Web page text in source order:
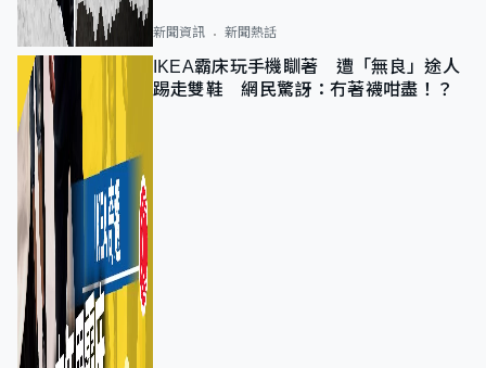
新聞資訊 新聞熱話
IKEA霸床玩手機瞓著 遭「無良」途人
踢走雙鞋 網民驚訝：冇著襪咁盡！？